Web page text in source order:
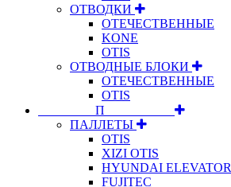
ОТВОДКИ
ОТЕЧЕСТВЕННЫЕ
KONE
OTIS
ОТВОДНЫЕ БЛОКИ
ОТЕЧЕСТВЕННЫЕ
OTIS
⠀⠀⠀⠀⠀⠀П⠀⠀⠀⠀⠀⠀⠀
ПАЛЛЕТЫ
OTIS
XIZI OTIS
HYUNDAI ELEVATOR
FUJITEC